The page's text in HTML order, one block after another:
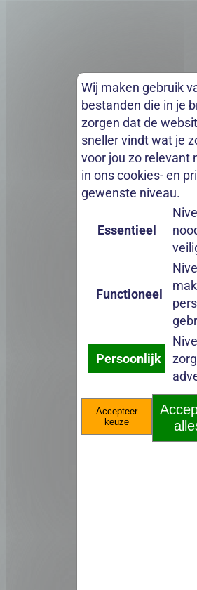
Wij maken gebruik
bestanden die in je
zorgen dat de
sneller vindt wat je
voor jou zo relevant
in ons cookies- en
gewenste niveau.
Essentieel
Functioneel
Persoonlijk
Accepteer
keuze